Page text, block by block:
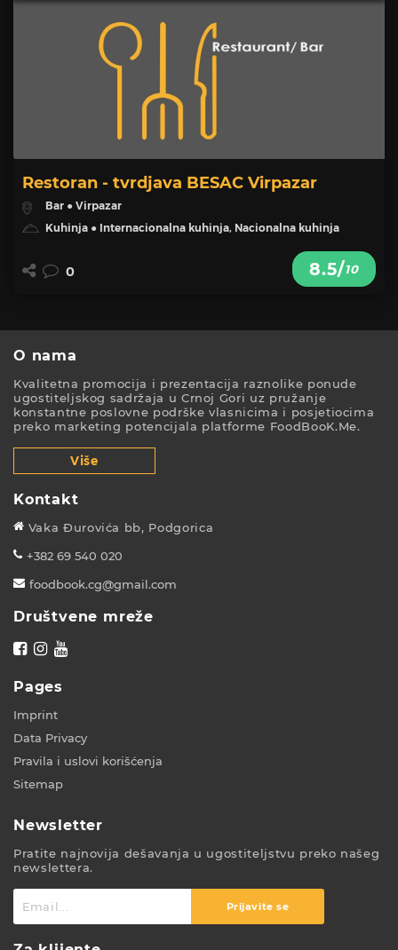
Restoran - tvrdjava BESAC Virpazar
Bar ● Virpazar
Kuhinja ● Internacionalna kuhinja, Nacionalna kuhinja
8.5/10
0
O nama
Kvalitetna promocija i prezentacija raznolike ponude
ugostiteljskog sadržaja u Crnoj Gori uz pružanje
konstantne poslovne podrške vlasnicima i posjetiocima
preko marketing potencijala platforme FoodBooK.Me.
Više
Kontakt
Vaka Đurovića bb, Podgorica
+382 69 540 020
foodbook.cg@gmail.com
Društvene mreže
Pages
Imprint
Data Privacy
Pravila i uslovi korišćenja
Sitemap
Newsletter
Pratite najnovija dešavanja u ugostiteljstvu preko našeg
newslettera.
Prijavite se